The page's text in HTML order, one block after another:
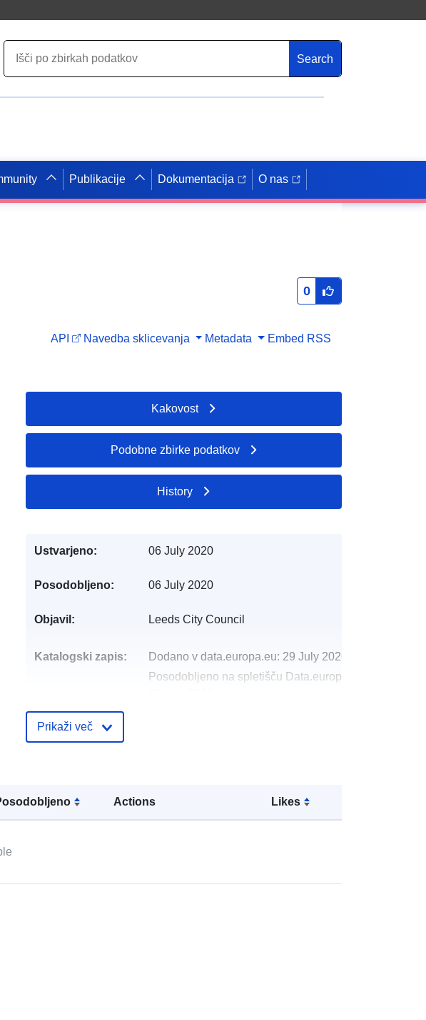
Search
Publikacije Dokumentacija O nas
0
API Navedba sklicevanja Metadata Embed RSS
Actions Likes
Kakovost
Podobne zbirke podatkov
History
Ustvarjeno: 06 July 2020
Posodobljeno: 06 July 2020
Objavil: Leeds City Council
Katalogski zapis: Dodano v data.europa.eu: 29 July 2026
Posodobljeno na spletišču Data.europa.eu:
uriRef:
Prikaži več